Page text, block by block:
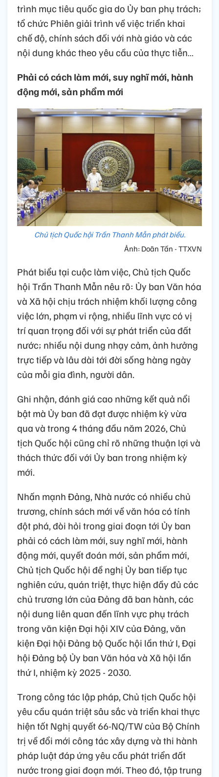
trình mục tiêu quốc gia do Ủy ban phụ trách;
tổ chức Phiên giải trình về việc triển khai
chế độ, chính sách đối với nhà giáo và các
nội dung khác theo yêu cầu của thực tiễn…
Phải có cách làm mới, suy nghĩ mới, hành
động mới, sản phẩm mới
Chủ tịch Quốc hội Trần Thanh Mẫn phát biểu.
Ảnh: Doãn Tấn - TTXVN
Phát biểu tại cuộc làm việc, Chủ tịch Quốc
hội Trần Thanh Mẫn nêu rõ: Ủy ban Văn hóa
và Xã hội chịu trách nhiệm khối lượng công
việc lớn, phạm vi rộng, nhiều lĩnh vực có vị
trí quan trọng đối với sự phát triển của đất
nước; nhiều nội dung nhạy cảm, ảnh hưởng
trực tiếp và lâu dài tới đời sống hàng ngày
của mỗi gia đình, người dân.
Ghi nhận, đánh giá cao những kết quả nổi
bật mà Ủy ban đã đạt được nhiệm kỳ vừa
qua và trong 4 tháng đầu năm 2026, Chủ
tịch Quốc hội cũng chỉ rõ những thuận lợi và
thách thức đối với Ủy ban trong nhiệm kỳ
mới.
Nhấn mạnh Đảng, Nhà nước có nhiều chủ
trương, chính sách mới về văn hóa có tính
đột phá, đòi hỏi trong giai đoạn tới Ủy ban
phải có cách làm mới, suy nghĩ mới, hành
động mới, quyết đoán mới, sản phẩm mới,
Chủ tịch Quốc hội đề nghị Ủy ban tiếp tục
nghiên cứu, quán triệt, thực hiện đầy đủ các
chủ trương lớn của Đảng đã ban hành, các
nội dung liên quan đến lĩnh vực phụ trách
trong văn kiện Đại hội XIV của Đảng, văn
kiện Đại hội Đảng bộ Quốc hội lần thứ I, Đại
hội Đảng bộ Ủy ban Văn hóa và Xã hội lần
thứ I, nhiệm kỳ 2025 - 2030.
Trong công tác lập pháp, Chủ tịch Quốc hội
yêu cầu quán triệt sâu sắc và triển khai thực
hiện tốt Nghị quyết 66-NQ/TW của Bộ Chính
trị về đổi mới công tác xây dựng và thi hành
pháp luật đáp ứng yêu cầu phát triển đất
nước trong giai đoạn mới. Theo đó, tập trung